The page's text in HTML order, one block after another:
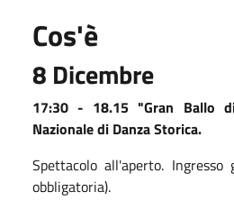
Cos'è
8 Dicembre
17:30 - 18.15 "Gran Ballo
Nazionale di Danza Storica.
Spettacolo all'aperto. Ingresso
obbligatoria).